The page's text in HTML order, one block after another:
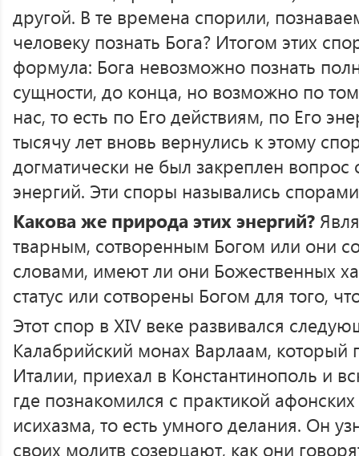
другой. В те времена спорили,
человеку познать Бога? Итогом этих
формула: Бога невозможно познать
сущности, до конца, но возможно по
нас, то есть по Его действиям, по Его
тысячу лет вновь вернулись к этому
догматически не был закреплен
энергий. Эти споры назывались
Какова же природа этих энергий?
тварным, сотворенным Богом или они
словами, имеют ли они Божественных
статус или сотворены Богом для того,
Этот спор в XIV веке развивался
Калабрийский монах Варлаам, который
Италии, приехал в Константинополь и
где познакомился с практикой
исихазма, то есть умного делания. Он
своих молитв созерцают, как они